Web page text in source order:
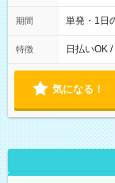
10/26 全日
～9/19のみ
00
期間 単発・1日
特徴 日払いOK
気になる！